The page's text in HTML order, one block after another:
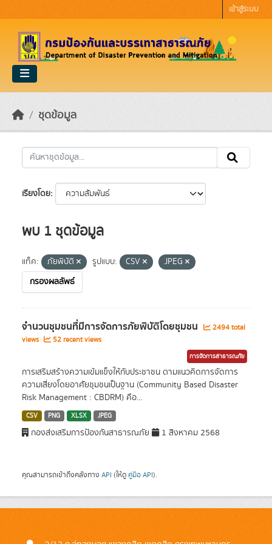
เข้าสู่ระบบ
ชุดข้อมูล
เรียงโดย
พบ 1 ชุดข้อมูล
แท็ค: ภัยพิบัติ รูปแบบ: CSV
JPEG
กรองผลลัพธ์
จำนวนชุมชนที่มีการจัดการภัยพิบัติโดยชุมชน
2494 total
views
52 recent views
การจัดการสาธารณภัย
การเสริมสร้างความเข้มแข็งให้กับประชาชน ตามแนวคิดการจัดการ
ความเสี่ยงโดยอาศัยชุมชนเป็นฐาน (Community Based Disaster
Risk Management : CBDRM) คือ...
CSV PNG XLSX JPEG
กองส่งเสริมการป้องกันสาธารณภัย 1 สิงหาคม 2568
คุณสามารถเข้าถึงคลังทาง API (ให้ดู คู่มือ API).